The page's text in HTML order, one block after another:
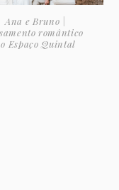
Ana e Bruno |
romântico
Espaço Quintal